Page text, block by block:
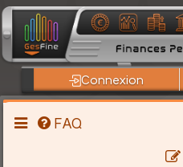
Connexion
FAQ